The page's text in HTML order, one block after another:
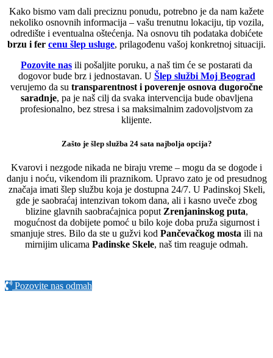
Kako bismo vam dali preciznu ponudu, potrebno je da nam kažete
nekoliko osnovnih informacija – vašu trenutnu lokaciju, tip vozila,
odredište i eventualna oštećenja. Na osnovu tih podataka dobićete
brzu i fer cenu šlep usluge, prilagođenu vašoj konkretnoj situaciji.
Pozovite nas ili pošaljite poruku, a naš tim će se postarati da
dogovor bude brz i jednostavan. U Šlep službi Moj Beograd
verujemo da su transparentnost i poverenje osnova dugoročne
saradnje, pa je naš cilj da svaka intervencija bude obavljena
profesionalno, bez stresa i sa maksimalnim zadovoljstvom za
klijente.
Zašto je šlep služba 24 sata najbolja opcija?
Kvarovi i nezgode nikada ne biraju vreme – mogu da se dogode i
danju i noću, vikendom ili praznikom. Upravo zato je od presudnog
značaja imati šlep službu koja je dostupna 24/7. U Padinskoj Skeli,
gde je saobraćaj intenzivan tokom dana, ali i kasno uveče zbog
blizine glavnih saobraćajnica poput Zrenjaninskog puta,
mogućnost da dobijete pomoć u bilo koje doba pruža sigurnost i
smanjuje stres. Bilo da ste u gužvi kod Pančevačkog mosta ili na
mirnijim ulicama Padinske Skele, naš tim reaguje odmah.
Pozovite nas odmah